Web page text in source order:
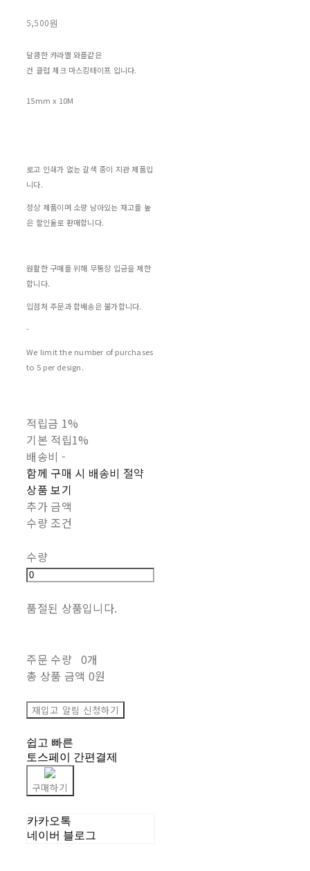
5,500원
달콤한 캬라멜 와플같은
건 클럽 체크 마스킹테이프 입니다.
15mm x 10M
로고 인쇄가 없는 갈색 종이 지관 제품입
니다.
정상 제품이며 소량 남아있는 재고를 높
은 할인율로 판매합니다.
원활한 구매를 위해 무통장 입금을 제한
합니다.
입점처 주문과 합배송은 불가합니다.
-
We limit the number of purchases
to 5 per design.
적립금 1%
기본 적립1%
배송비 -
함께 구매 시 배송비 절약
상품 보기
추가 금액
수량 조건
수량
품절된 상품입니다.
주문 수량 0개
총 상품 금액 0원
재입고 알림 신청하기
쉽고 빠른
토스페이 간편결제
구매하기
카카오톡
네이버 블로그